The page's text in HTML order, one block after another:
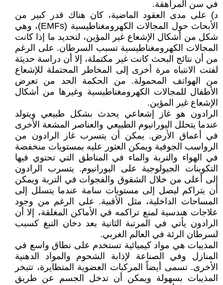
في سن المراهقة.
د) على مدى العقود الماضية، كان هناك قدر كبير من
الأبحاث حول المجالات الكهرومغناطيسية (EMFs)، وهي
شكل من أشكال الإشعاع غير المؤين، لتحديد ما إذا كانت
المجالات الكهرومغناطيسية تسبب السرطان. على الرغم
من أن نتائج البحث كانت غير مكتملة، إلا أن دراسة حديثة
لفتت الانتباه مرة أخرى إلى المخاطر المحتملة للإشعاع
من الهواتف المحمولة. من الحكمة الحد من تعرض
الأطفال للمجالات الكهرومغناطيسية وغيرها من أشكال
الإشعاع غير المؤين.
الرادون هو غاز إشعاعي يحدث بشكل طبيعي ويتولد
عندما يتحلل اليورانيوم الطبيعي والعناصر المشعة الأخرى
في أعماق الأرض. يمكن أن يتسرب غاز الرادون من
الرواسب الجوفية ويمكن العثور عليه بمستويات منخفضة
في الهواء والتربة والماء في المناطق التي تحتوي فيها
التكوينات الجيولوجية على اليورانيوم. يتسرب الرادون
إلى أعلى من خلال الشقوق والفجوات في التربة ويمكن
أن يتراكم ليصل إلى مستويات سامة عندما يتسلل إلى
المساحات الداخلية، مثل الأقبية. على الرغم من وجود
علاجات هندسية لمنع تراكمه في الأماكن المغلقة، إلا أن
الرادون يأتي في المرتبة الثانية بعد دخان التبغ كسبب
لسرطان الرئة في العالم الغربي.
المذيبات هي مواد كيميائية تستخدم على نطاق واسع في
المنازل وفي الصناعة لإذابة الشحوم والمواد الدهنية
الأخرى. تسمى أيضاً المركبات العضوية المتطايرة، تتبخر
المذيبات بسهولة ويمكن أن تدخل الجسم عن طريق